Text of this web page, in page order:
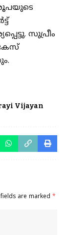
രൂപയുടെ
സുപ്രീം
Vijayan
are marked *